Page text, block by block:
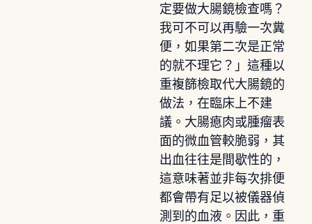
定要做大腸鏡檢查嗎？
我可不可以再驗一次糞
便，如果第二次是正常
的就不理它？」這種以
重複篩檢取代大腸鏡的
做法，在臨床上不建
議。大腸瘜肉或腫瘤表
面的微血管較脆弱，其
出血往往是間歇性的，
這意味著並非每次排便
都會帶有足以被儀器偵
測到的血液。因此，重